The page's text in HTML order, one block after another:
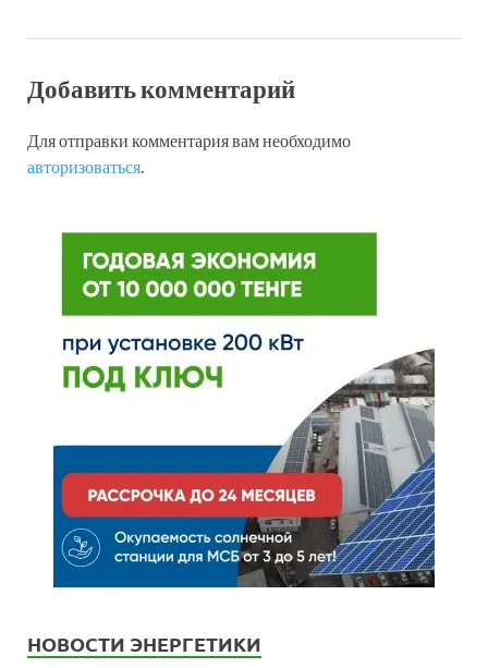
Добавить комментарий
Для отправки комментария вам необходимо
авторизоваться.
НОВОСТИ ЭНЕРГЕТИКИ